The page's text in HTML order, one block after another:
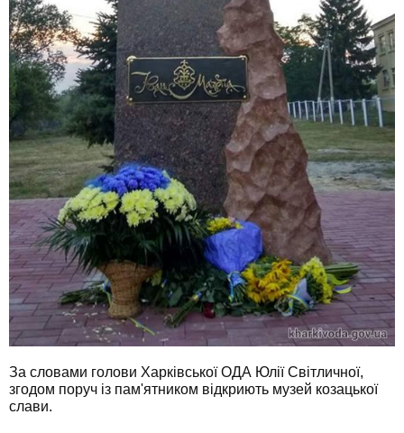
За словами голови Харківської ОДА Юлії Світличної,
згодом поруч із пам'ятником відкриють музей козацької
слави.